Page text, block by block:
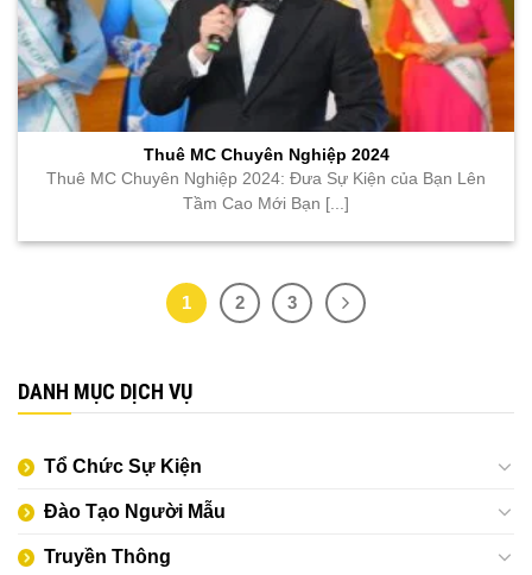
Thuê MC Chuyên Nghiệp 2024
Thuê MC Chuyên Nghiệp 2024: Đưa Sự Kiện của Bạn Lên
Tầm Cao Mới Bạn [...]
1 2 3
DANH MỤC DỊCH VỤ
Tổ Chức Sự Kiện
Đào Tạo Người Mẫu
Truyền Thông